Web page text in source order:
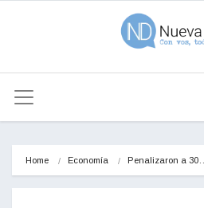
Home Economía Penalizaron a 30…